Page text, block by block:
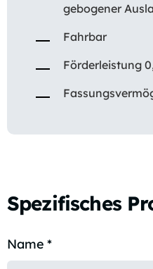
gebogener
Fahrbar
Förderleistung
Spezifisches
Name *